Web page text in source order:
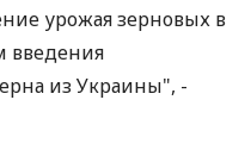
урожая зерновых в
введения
из Украины", -